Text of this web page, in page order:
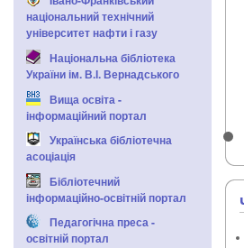
національний технічний
університет нафти і газу
Національна бібліотека
України ім. В.І. Вернадського
Вища освіта -
інформаційний портал
Українська бібліотечна
асоціація
Бібліотечний
інформаційно-освітній портал
Педагогічна преса -
освітній портал